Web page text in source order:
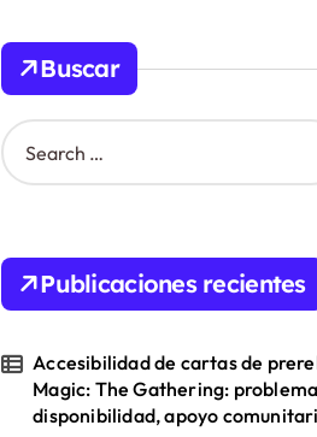
Buscar
S
e
h
o
:
Publicaciones recientes
Accesibilidad de cartas de
Magic: The Gathering:
disponibilidad, apoyo